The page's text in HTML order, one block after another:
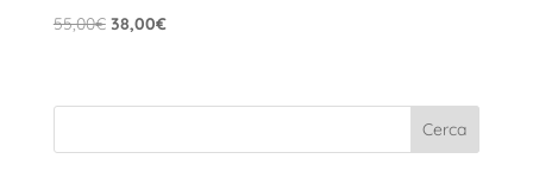
55,00€ Il
era:
38,00€Il
è: